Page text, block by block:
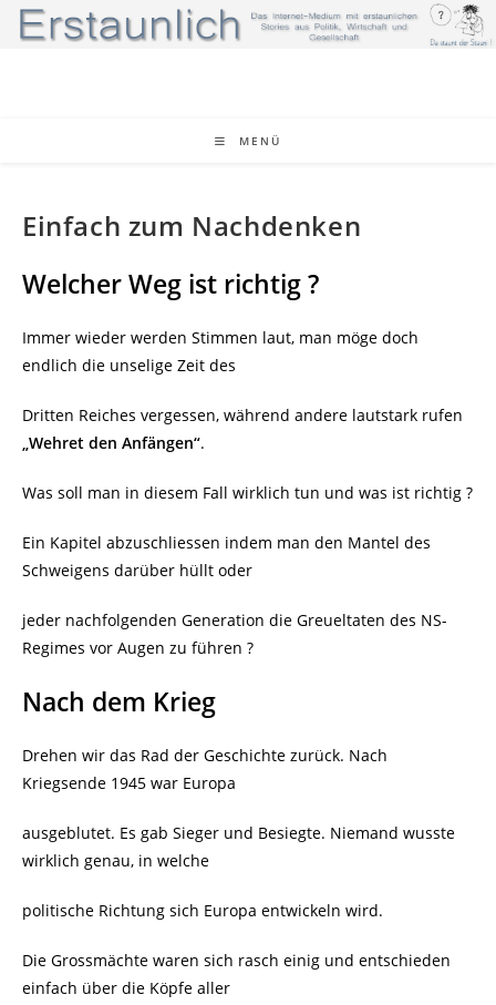
Zum
Inhalt
MENÜ
Einfach zum Nachdenken
Welcher Weg ist richtig ?
Immer wieder werden Stimmen laut, man möge doch
endlich die unselige Zeit des
Dritten Reiches vergessen, während andere lautstark rufen
„Wehret den Anfängen“.
Was soll man in diesem Fall wirklich tun und was ist richtig ?
Ein Kapitel abzuschliessen indem man den Mantel des
Schweigens darüber hüllt oder
jeder nachfolgenden Generation die Greueltaten des NS-
Regimes vor Augen zu führen ?
Nach dem Krieg
Drehen wir das Rad der Geschichte zurück. Nach
Kriegsende 1945 war Europa
ausgeblutet. Es gab Sieger und Besiegte. Niemand wusste
wirklich genau, in welche
politische Richtung sich Europa entwickeln wird.
Die Grossmächte waren sich rasch einig und entschieden
einfach über die Köpfe aller